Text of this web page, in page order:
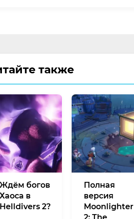
также
Ждём богов
Хаоса в
Helldivers 2?
Полная
версия
Moonlighter